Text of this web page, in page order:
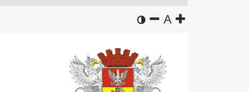
wersja kontrastowa
zmniejsz
Adomyślny
zwiększ